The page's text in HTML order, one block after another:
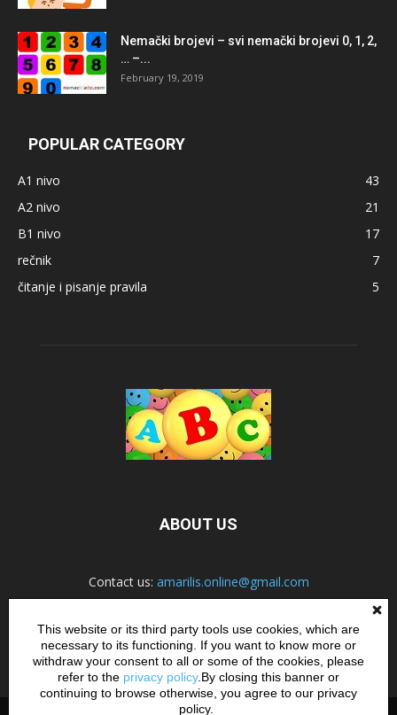
Nemački brojevi – svi nemački brojevi 0, 1, 2,
… –...
February 19, 2019
POPULAR CATEGORY
A1 nivo
43
A2 nivo
21
B1 nivo
17
rečnik
7
čitanje i pisanje pravila
5
ABOUT US
Contact us: amarilis.online@gmail.com
FOLLOW US
This website or its third party tools use cookies, which are
necessary to its functioning. If you want to know more or
withdraw your consent to all or some of the cookies, please
refer to the privacy policy.By closing this banner or
continuing to browse otherwise, you agree to our privacy
policy.